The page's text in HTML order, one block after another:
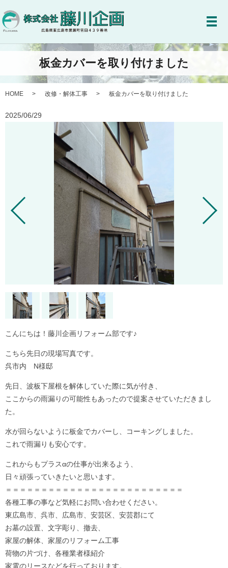
メ
板金カバーを取り付けました
HOME 改修・解体工事 板金カバーを取り付けました
2025/06/29
こんにちは！藤川企画リフォーム部です♪
こちら先日の現場写真です。
呉市内 N様邸
先日、波板下屋根を解体していた際に気が付き、
ここからの雨漏りの可能性もあったので提案させていただきまし
た。
水が回らないように板金でカバーし、コーキングしました。
これで雨漏りも安心です。
これからもプラスαの仕事が出来るよう、
日々頑張っていきたいと思います。
＝＝＝＝＝＝＝＝＝＝＝＝＝＝＝＝＝＝＝＝＝＝＝＝＝
各種工事の事など気軽にお問い合わせください。
東広島市、呉市、広島市、安芸区、安芸郡にて
お墓の設置、文字彫り、撤去、
家屋の解体、家屋のリフォーム工事
荷物の片づけ、各種業者様紹介
家電のリースなどを行っております。